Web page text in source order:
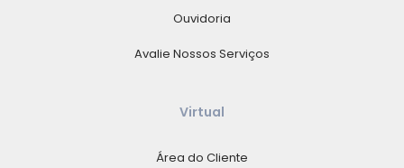
Ouvidoria
Avalie Nossos Serviços
Virtual
Área do Cliente